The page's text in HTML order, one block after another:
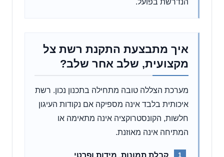
איך מתבצעת התקנת רשת צל
מקצועית, שלב אחר שלב?
מערכת הצללה טובה מתחילה בתכנון נכון. רשת
איכותית בלבד אינה מספיקה אם נקודות העיגון
חלשות, הקונסטרוקציה אינה מתאימה או
המתיחה אינה מאוזנת.